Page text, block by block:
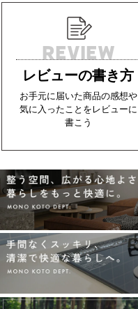
REVIEW
レビューの書き方
お手元に届いた商品の感想や
気に入ったことをレビューに
書こう